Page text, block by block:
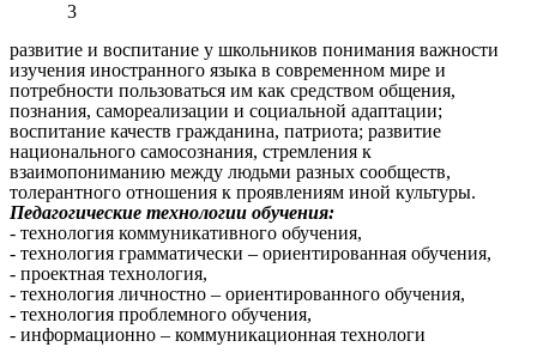
3
развитие и воспитание у школьников понимания важности
изучения иностранного языка в современном мире и
потребности пользоваться им как средством общения,
познания, самореализации и социальной адаптации;
воспитание качеств гражданина, патриота; развитие
национального самосознания, стремления к
взаимопониманию между людьми разных сообществ,
толерантного отношения к проявлениям иной культуры.
Педагогические технологии обучения:
- технология коммуникативного обучения,
- технология грамматически – ориентированная обучения,
- проектная технология,
- технология личностно – ориентированного обучения,
- технология проблемного обучения,
- информационно – коммуникационная технологи